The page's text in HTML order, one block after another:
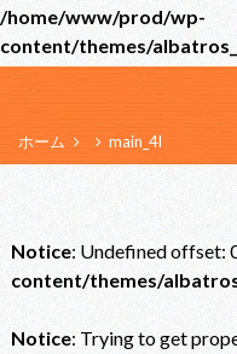
/home/www/prod/wp-
content/themes/
ホーム main_4l
Notice: Undefined offset:
content/themes/
Notice: Trying to get